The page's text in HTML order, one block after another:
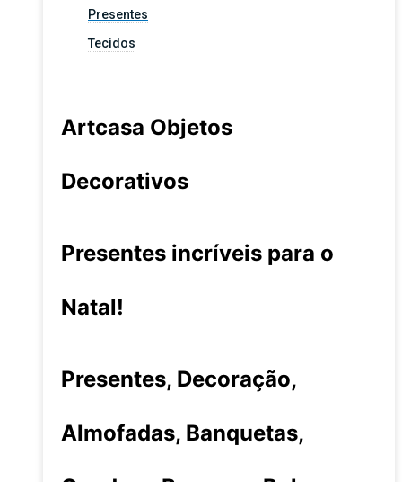
Presentes
Tecidos
Artcasa Objetos
Decorativos
Presentes incríveis para o
Natal!
Presentes, Decoração,
Almofadas, Banquetas,